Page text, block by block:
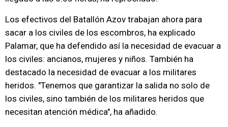
Los efectivos del Batallón Azov trabajan ahora para
sacar a los civiles de los escombros, ha explicado
Palamar, que ha defendido así la necesidad de evacuar a
los civiles: ancianos, mujeres y niños. También ha
destacado la necesidad de evacuar a los militares
heridos. "Tenemos que garantizar la salida no solo de
los civiles, sino también de los militares heridos que
necesitan atención médica", ha añadido.